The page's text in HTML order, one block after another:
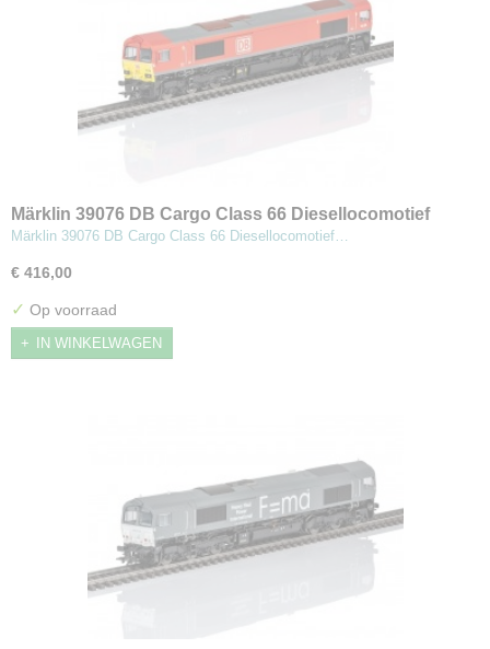
Märklin 39076 DB Cargo Class 66 Diesellocomotief
Märklin 39076 DB Cargo Class 66 Diesellocomotief…
€ 416,00
✓ Op voorraad
IN WINKELWAGEN